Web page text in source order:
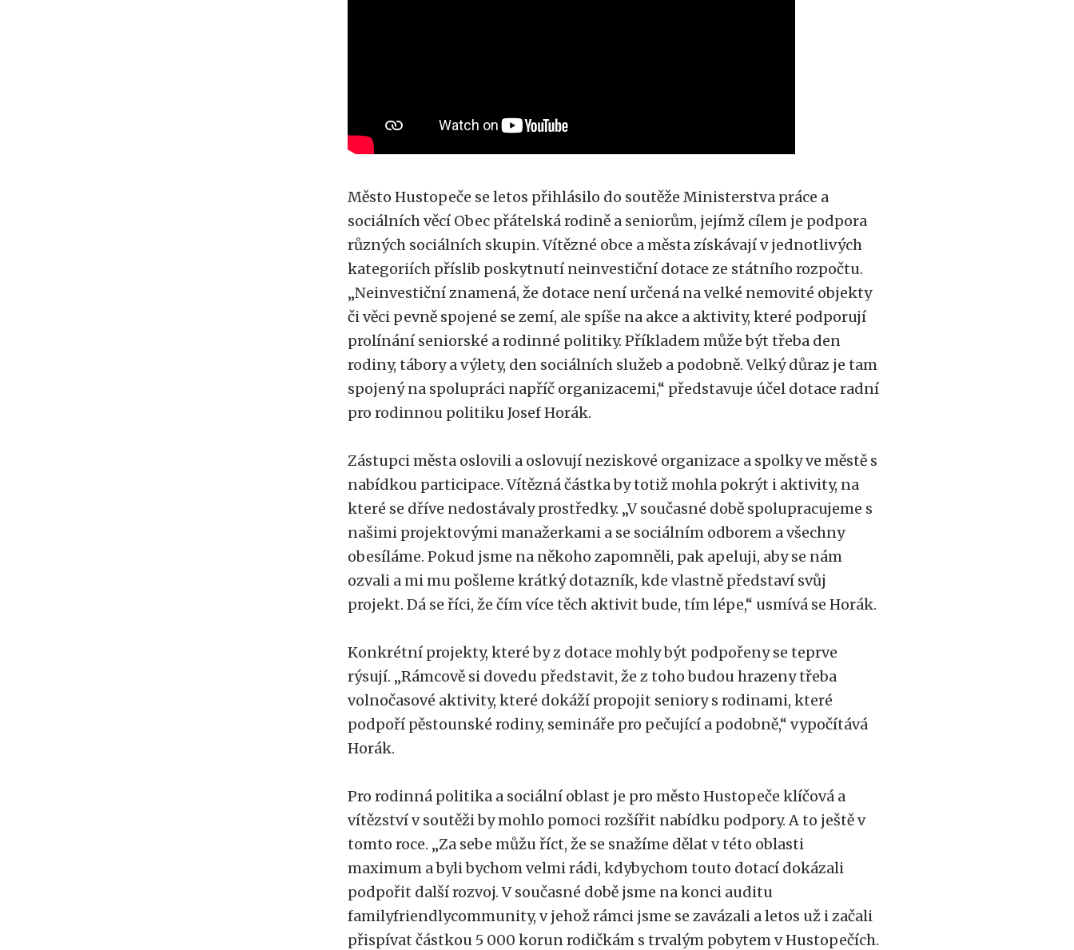
Město Hustopeče se letos přihlásilo do soutěže Ministerstva práce a
sociálních věcí Obec přátelská rodině a seniorům, jejímž cílem je podpora
různých sociálních skupin. Vítězné obce a města získávají v jednotlivých
kategoriích příslib poskytnutí neinvestiční dotace ze státního rozpočtu.
„Neinvestiční znamená, že dotace není určená na velké nemovité objekty
či věci pevně spojené se zemí, ale spíše na akce a aktivity, které podporují
prolínání seniorské a rodinné politiky. Příkladem může být třeba den
rodiny, tábory a výlety, den sociálních služeb a podobně. Velký důraz je tam
spojený na spolupráci napříč organizacemi,“ představuje účel dotace radní
pro rodinnou politiku Josef Horák.
Zástupci města oslovili a oslovují neziskové organizace a spolky ve městě s
nabídkou participace. Vítězná částka by totiž mohla pokrýt i aktivity, na
které se dříve nedostávaly prostředky. „V současné době spolupracujeme s
našimi projektovými manažerkami a se sociálním odborem a všechny
obesíláme. Pokud jsme na někoho zapomněli, pak apeluji, aby se nám
ozvali a mi mu pošleme krátký dotazník, kde vlastně představí svůj
projekt. Dá se říci, že čím více těch aktivit bude, tím lépe,“ usmívá se Horák.
Konkrétní projekty, které by z dotace mohly být podpořeny se teprve
rýsují. „Rámcově si dovedu představit, že z toho budou hrazeny třeba
volnočasové aktivity, které dokáží propojit seniory s rodinami, které
podpoří pěstounské rodiny, semináře pro pečující a podobně,“ vypočítává
Horák.
Pro rodinná politika a sociální oblast je pro město Hustopeče klíčová a
vítězství v soutěži by mohlo pomoci rozšířit nabídku podpory. A to ještě v
tomto roce. „Za sebe můžu říct, že se snažíme dělat v této oblasti
maximum a byli bychom velmi rádi, kdybychom touto dotací dokázali
podpořit další rozvoj. V současné době jsme na konci auditu
familyfriendlycommunity, v jehož rámci jsme se zavázali a letos už i začali
přispívat částkou 5 000 korun rodičkám s trvalým pobytem v Hustopečích.